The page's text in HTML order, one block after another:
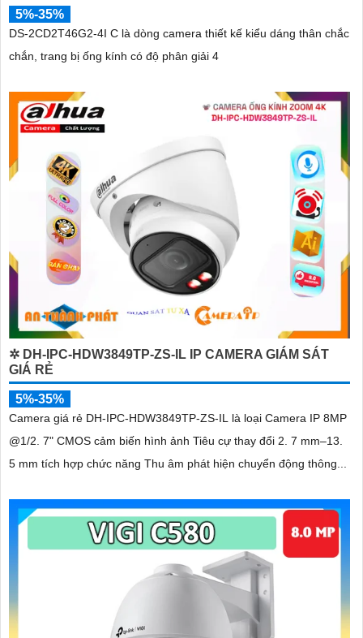
5%-35%
DS-2CD2T46G2-4I C là dòng camera thiết kế kiểu dáng thân chắc
chắn, trang bị ống kính có độ phân giải 4
✲ DH-IPC-HDW3849TP-ZS-IL IP CAMERA GIÁM SÁT
GIÁ RẺ
5%-35%
Camera giá rẻ DH-IPC-HDW3849TP-ZS-IL là loại Camera IP 8MP
@1/2. 7" CMOS cảm biến hình ảnh Tiêu cự thay đổi 2. 7 mm–13.
5 mm tích hợp chức năng Thu âm phát hiện chuyển động thông...